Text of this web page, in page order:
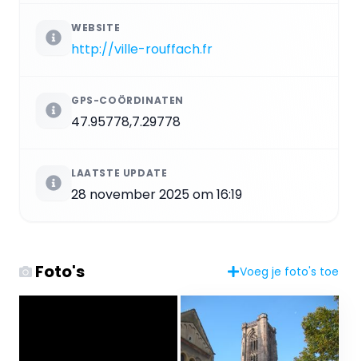
WEBSITE
http://ville-rouffach.fr
GPS-COÖRDINATEN
47.95778,7.29778
LAATSTE UPDATE
28 november 2025 om 16:19
Foto's Voeg je foto's toe